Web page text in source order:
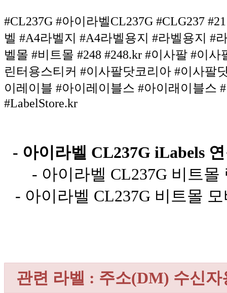
#CL237G #아이라벨CL237G #CLG237
벨 #A4라벨지 #A4라벨용지 #라벨용지 #
벨몰 #비트몰 #248 #248.kr #이사팔 #이
린터용스티커 #이사팔닷코리아 #이사팔
이레이블 #아이레이블스 #아이래이블스
#LabelStore.kr
- 아이라벨 CL237G iLabels
- 아이라벨 CL237G 비트
- 아이라벨 CL237G 비트몰
관련 라벨 : 주소(DM) 수신